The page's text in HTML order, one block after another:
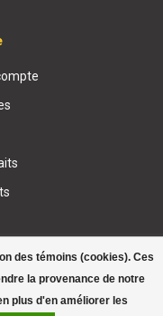
des témoins (cookies). Ces
la provenance de notre
plus d'en améliorer les